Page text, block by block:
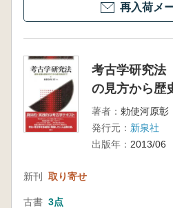
再入荷メ
考古学研究
の見方から歴
著者： 勅使河原
発行元： 新泉社
出版年： 2013/06
新刊 取り寄せ
古書 3点